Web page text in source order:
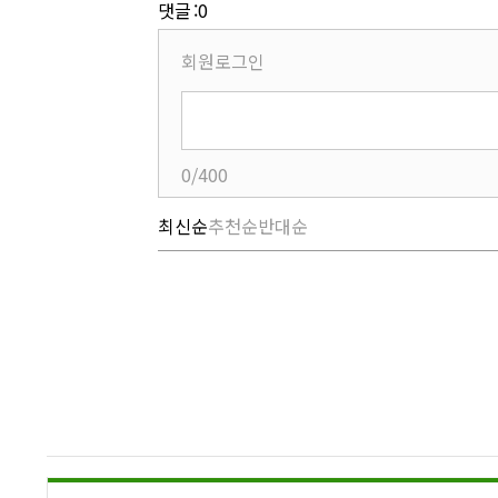
댓글 :0
회원로그인
0/400
최신순추천순반대순